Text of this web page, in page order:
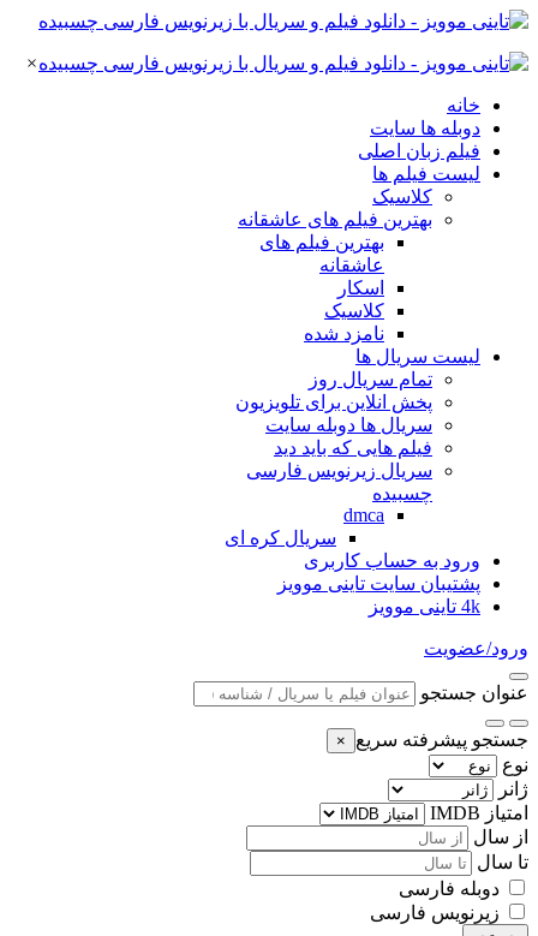
×
خانه
دوبله ها سایت
فیلم زبان اصلی
لیست فیلم ها
کلاسیک
بهترین فیلم های عاشقانه
بهترین فیلم های
عاشقانه
اسکار
کلاسیک
نامزد شده
لیست سریال ها
تمام سریال روز
پخش انلاین برای تلویزیون
سریال ها دوبله سایت
فیلم هایی که باید دید
سریال زیرنویس فارسی
چسبیده
dmca
سریال کره ای
ورود به حساب کاربری
پشتیبان سایت تاینی موویز
4k تاینی موویز
ورود/عضویت
عنوان جستجو
جستجو پیشرفته سریع ×
نوع
ژانر
امتیاز IMDB
از سال
تا سال
دوبله فارسی
زیرنویس فارسی